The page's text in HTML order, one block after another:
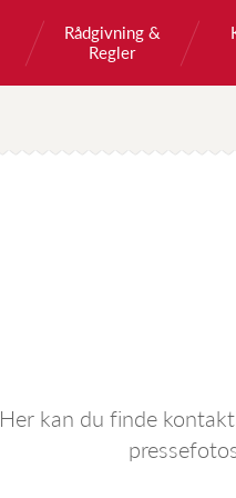
Rådgivning &
Regler
Her kan du finde